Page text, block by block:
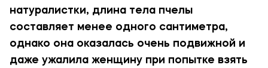
натуралистки, длина тела пчелы
составляет менее одного сантиметра,
однако она оказалась очень подвижной и
даже ужалила женщину при попытке взять